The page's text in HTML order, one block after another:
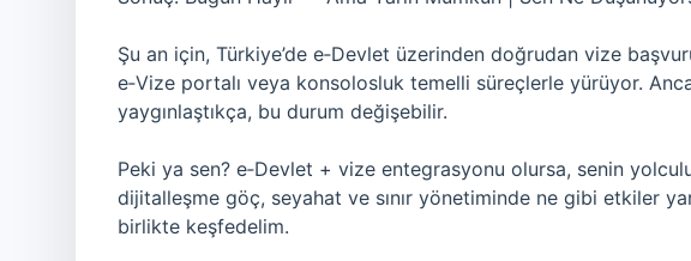
Şu an için, Türkiye’de e‑Devlet üzerinden doğrudan vize
e‑Vize portalı veya konsolosluk temelli süreçlerle yürüyor.
yaygınlaştıkça, bu durum değişebilir.
Peki ya sen? e‑Devlet + vize entegrasyonu olursa, senin
dijitalleşme göç, seyahat ve sınır yönetiminde ne gibi etkiler
birlikte keşfedelim.